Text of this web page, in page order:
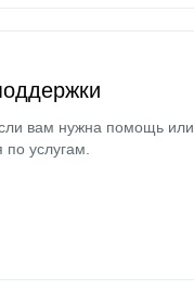
вам нужна помощь или
по услугам.